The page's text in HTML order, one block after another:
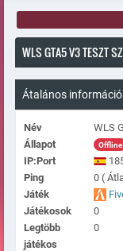
WLS GTA5 V3 TESZT
Átalános információ
Név
WLS
Állapot
Offline
IP:Port
Ping
0 (
Játék
Játékosok
0
Legtöbb
játékos
0